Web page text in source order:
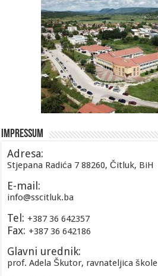
Impressum
Adresa:
Stjepana Radića 7 88260, Čitluk, BiH
E-mail:
info@sscitluk.ba
Tel: +387 36 642357
Fax: +387 36 642186
Glavni urednik:
prof. Adela Škutor, ravnateljica škole